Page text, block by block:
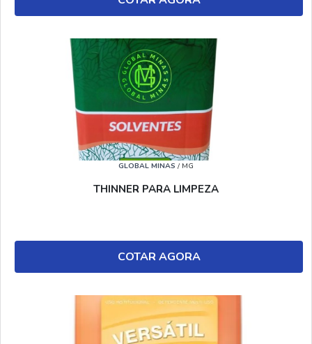
GLOBAL MINAS / MG
THINNER PARA LIMPEZA
COTAR AGORA